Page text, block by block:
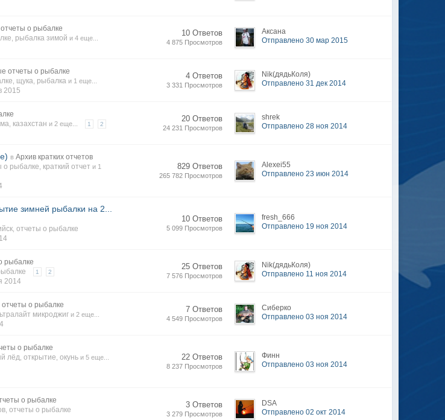
о рыбалке
рыбалка зимой и 4 еще...
10 Ответов
4 875 Просмотров
Аксана
Отправлено 30 мар 2015
отчеты о рыбалке
щука рыбалка и 1 еще...
2015
4 Ответов
3 331 Просмотров
Nik(дядьКоля)
Отправлено 31 дек 2014
казахстан и 2 еще... 1 2
20 Ответов
24 231 Просмотров
shrek
Отправлено 28 ноя 2014
в Архив кратких отчетов
о рыбалке краткий отчет и 1
829 Ответов
265 782 Просмотров
Alexei55
Отправлено 23 июн 2014
зимней рыбалки на 2...
,отчеты о рыбалке
10 Ответов
5 099 Просмотров
fresh_666
Отправлено 19 ноя 2014
рыбалке
1 2
2014
25 Ответов
7 576 Просмотров
Nik(дядьКоля)
Отправлено 11 ноя 2014
о рыбалке
микроджиг и 2 еще...
7 Ответов
4 549 Просмотров
Сиберко
Отправлено 03 ноя 2014
о рыбалке
лёд ,открытие ,окунь и 5 еще... 22 Ответов
8 237 Просмотров
Финн
Отправлено 03 ноя 2014
о рыбалке
,отчеты о рыбалке
3 Ответов
3 279 Просмотров
DSA
Отправлено 02 окт 2014